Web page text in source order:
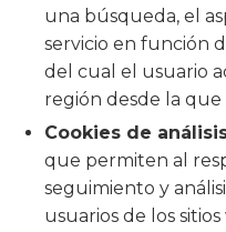
una búsqueda, el
servicio en función
del cual el usuario
región desde la que
Cookies de
que permiten al
seguimiento y
usuarios de los